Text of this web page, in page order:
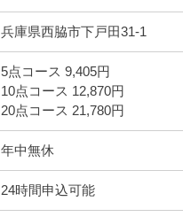
兵庫県西脇市下戸田31-1
5点コース 9,405円
10点コース 12,870円
20点コース 21,780円
年中無休
24時間申込可能